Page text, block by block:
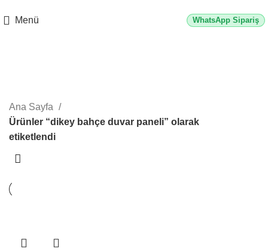
Menü WhatsApp Sipariş
Kategoriler
Ana Sayfa
Ürünler “dikey bahçe duvar paneli” olarak
etiketlendi